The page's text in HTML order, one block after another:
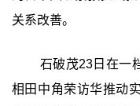
关系改善。
石破茂23日在一
相田中角荣访华推动